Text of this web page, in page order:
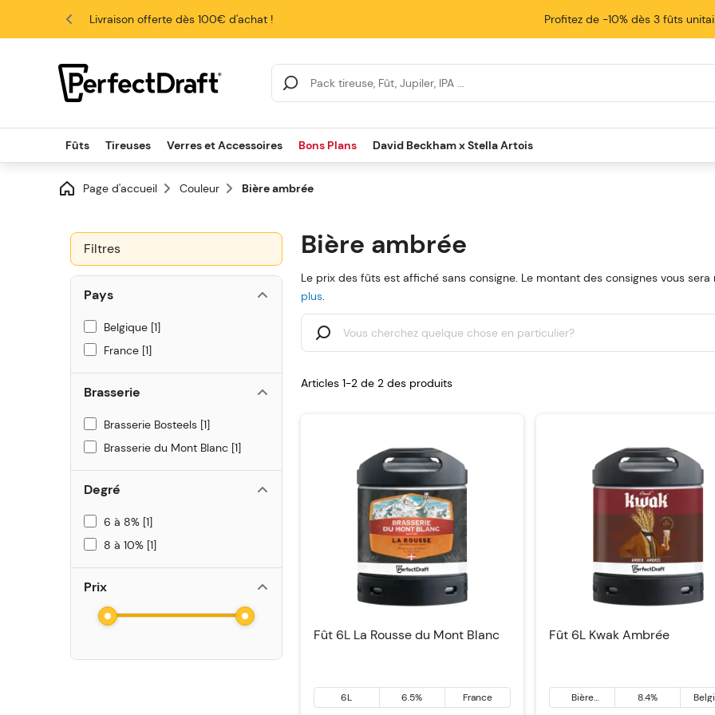
Livraison offerte dès 100€ d'achat ! Profitez de -10% dès 3 fûts
Search Results
Fûts Tireuses Verres et Accessoires Bons Plans David Beckham x Stella Artois
Page d'accueil Couleur Bière ambrée
Filtres
Pays
Belgique 1
France 1
Brasserie
Brasserie Bosteels 1
Brasserie du Mont Blanc 1
Degré
6 à 8% 1
8 à 10% 1
Prix
Bière ambrée
Le prix des fûts est affiché sans consigne. Le montant des consignes vous
plus.
Articles 1-2 de 2 des produits
Fût 6L La Rousse du Mont Blanc
6L 6.5% France
Fût 6L Kwak Ambrée
Bière
ambrée
8.4%